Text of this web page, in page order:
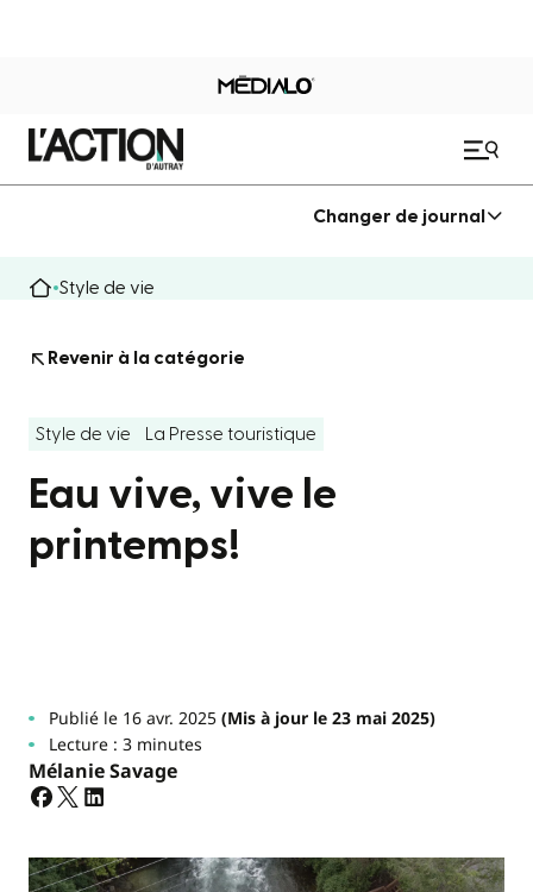
Changer de journal
Style de vie
Revenir à la catégorie
Style de vie La Presse touristique
Eau vive, vive le
printemps!
Publié le 16 avr. 2025(Mis à jour le 23 mai 2025)
Lecture : 3 minutes
Mélanie Savage